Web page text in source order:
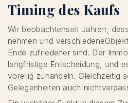
Timing des Kaufs
Wir beobachtenseit Jahren,
nehmen und
Ende zufriedener sind. Der
langfristige Entscheidung, und
voreilig zuhandeln. Gleichzeitig
Gelegenheiten auch